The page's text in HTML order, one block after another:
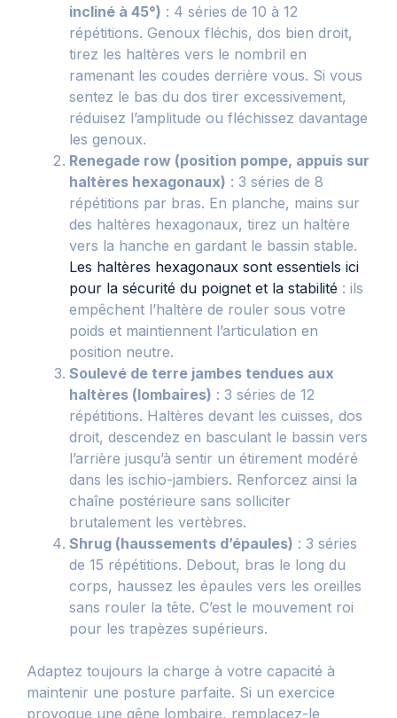
incliné à 45°) : 4 séries de 10 à 12
répétitions. Genoux fléchis, dos bien droit,
tirez les haltères vers le nombril en
ramenant les coudes derrière vous. Si vous
sentez le bas du dos tirer excessivement,
réduisez l’amplitude ou fléchissez davantage
les genoux.
Renegade row (position pompe, appuis sur
haltères hexagonaux) : 3 séries de 8
répétitions par bras. En planche, mains sur
des haltères hexagonaux, tirez un haltère
vers la hanche en gardant le bassin stable.
Les haltères hexagonaux sont essentiels ici
pour la sécurité du poignet et la stabilité : ils
empêchent l’haltère de rouler sous votre
poids et maintiennent l’articulation en
position neutre.
Soulevé de terre jambes tendues aux
haltères (lombaires) : 3 séries de 12
répétitions. Haltères devant les cuisses, dos
droit, descendez en basculant le bassin vers
l’arrière jusqu’à sentir un étirement modéré
dans les ischio-jambiers. Renforcez ainsi la
chaîne postérieure sans solliciter
brutalement les vertèbres.
Shrug (haussements d’épaules) : 3 séries
de 15 répétitions. Debout, bras le long du
corps, haussez les épaules vers les oreilles
sans rouler la tête. C’est le mouvement roi
pour les trapèzes supérieurs.
Adaptez toujours la charge à votre capacité à
maintenir une posture parfaite. Si un exercice
provoque une gêne lombaire, remplacez-le